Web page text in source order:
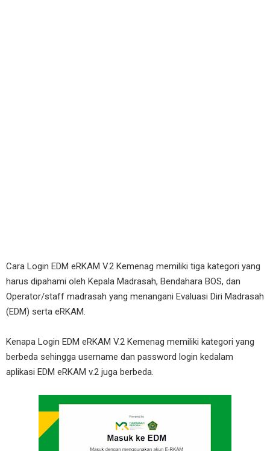
Cara Login EDM eRKAM V.2 Kemenag memiliki tiga kategori yang
harus dipahami oleh Kepala Madrasah, Bendahara BOS, dan
Operator/staff madrasah yang menangani Evaluasi Diri Madrasah
(EDM) serta eRKAM.
Kenapa Login EDM eRKAM V.2 Kemenag memiliki kategori yang
berbeda sehingga username dan password login kedalam
aplikasi EDM eRKAM v.2 juga berbeda.